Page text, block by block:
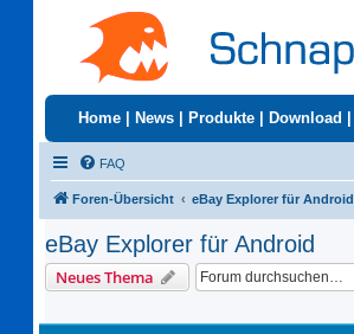
Home News Produkte Download
FAQ
Foren-Übersicht eBay Explorer für Android
eBay Explorer für Android
Neues Thema